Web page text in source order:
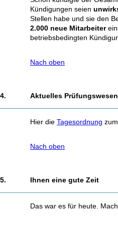
Kündigungen seien
Stellen habe und sie den
2.000 neue Mitarbeiter
betriebsbedingten
Nach oben
4. Aktuelles
Hier die Tagesordnung
Nach oben
5. Ihnen eine gute Zeit
Das war es für heute.